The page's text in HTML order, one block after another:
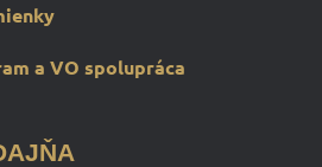
a VO spolupráca